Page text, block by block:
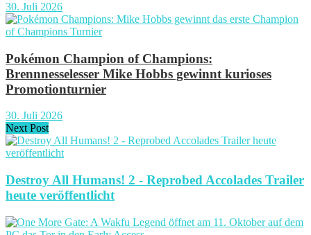
30. Juli 2026
Pokémon Champion of Champions:
Brennnesselesser Mike Hobbs gewinnt kurioses
Promotionturnier
30. Juli 2026
Next Post
Destroy All Humans! 2 - Reprobed Accolades Trailer
heute veröffentlicht